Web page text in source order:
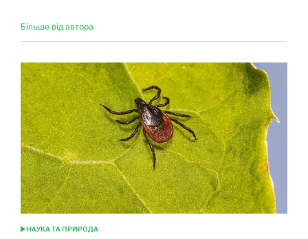
Більше від автора
ОПУБЛІКУВАТИ
НАУКА ТА ПРИРОДА